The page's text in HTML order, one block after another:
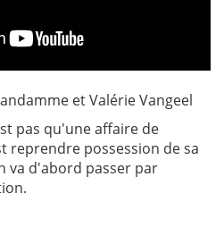
et Valérie Vangeel
pas qu'une affaire de
reprendre possession de sa
va d'abord passer par